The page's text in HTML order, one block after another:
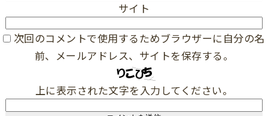
サイト
次回のコメントで使用するためブラウザーに自分の名
前、メールアドレス、サイトを保存する。
上に表示された文字を入力してください。